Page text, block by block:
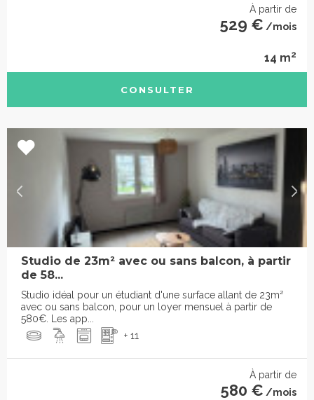
À partir de
529 € /mois
14 m2
CONSULTER
Studio de 23m² avec ou sans balcon, à partir
de 58...
Studio idéal pour un étudiant d'une surface allant de 23m²
avec ou sans balcon, pour un loyer mensuel à partir de
580€. Les app...
+ 11
À partir de
580 € /mois